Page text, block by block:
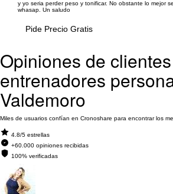
y yo seria perder peso y tonificar. No obstante lo mejor
whasap. Un saludo
Pide Precio Gratis
Opiniones de
entrenadores
Valdemoro
Miles de usuarios confían en Cronoshare para encontrar los
4.8/5 estrellas
+60.000 opiniones recibidas
100% verificadas